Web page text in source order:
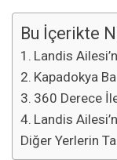
Bu İçerikte
Landis
Kapadokya
360 Derece
Landis
Diğer Yerlerin